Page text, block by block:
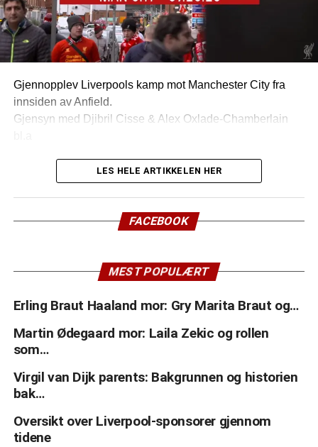
Gjennopplev Liverpools kamp mot Manchester City fra
innsiden av Anfield.
Gjensyn med Djibril Cisse & Alex Oxlade-Chamberlain
LES HELE ARTIKKELEN HER
FACEBOOK
MEST POPULÆRT
Erling Braut Haaland mor: Gry Marita Braut og…
Martin Ødegaard mor: Laila Zekic og rollen
som…
Virgil van Dijk parents: Bakgrunnen og historien
bak…
Oversikt over Liverpool-sponsorer gjennom
tidene